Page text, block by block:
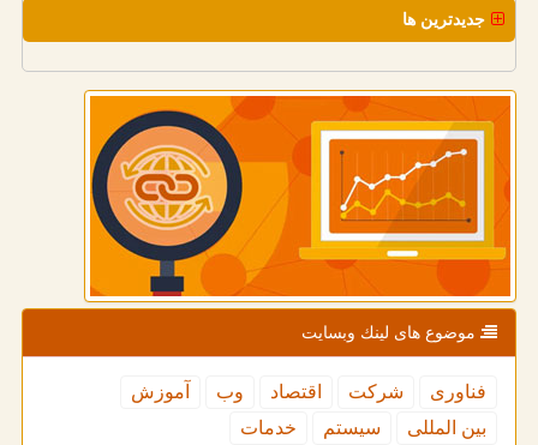
جدیدترین ها
موضوع های لینك وبسایت
فناوری شركت اقتصاد وب
آموزش
بین المللی
سیستم خدمات